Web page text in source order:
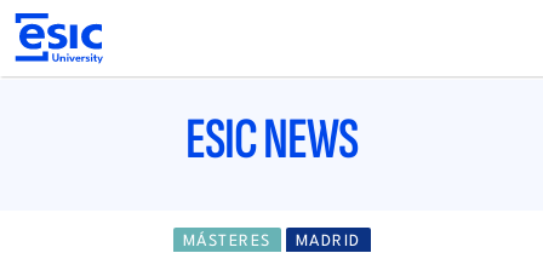
Pasar
contenido
ESIC NEWS
MÁSTERES MADRID